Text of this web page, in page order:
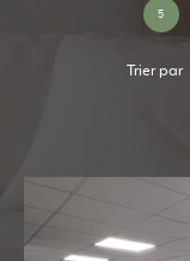
5
Trier par